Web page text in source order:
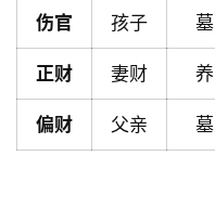
理
解
登录
伤官 孩子 墓
正财 妻财 养
偏财 父亲 墓